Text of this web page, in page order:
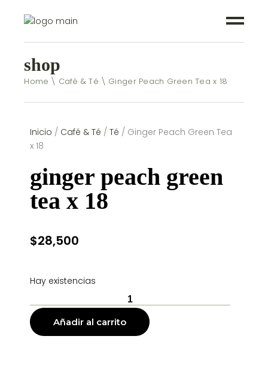
shop
Home Café & Té Ginger Peach Green Tea x 18
Inicio / Café & Té /Té / Ginger Peach Green Tea
x 18
ginger peach green
tea x 18
$28,500
Hay existencias
Añadir al carrito